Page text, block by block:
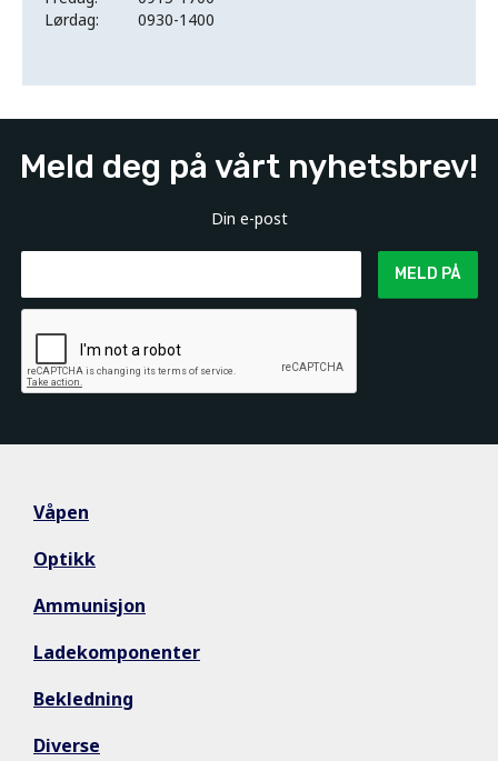
Lørdag:
0930-1400
Meld deg på vårt nyhetsbrev!
Din e-post
MELD PÅ
Våpen
Optikk
Ammunisjon
Ladekomponenter
Bekledning
Diverse